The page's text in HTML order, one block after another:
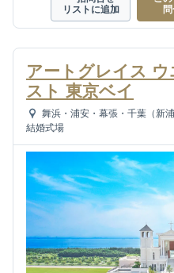
リストに追加
アートグレイス
スト 東京ベイ
舞浜・浦安・幕張・千葉（新
結婚式場